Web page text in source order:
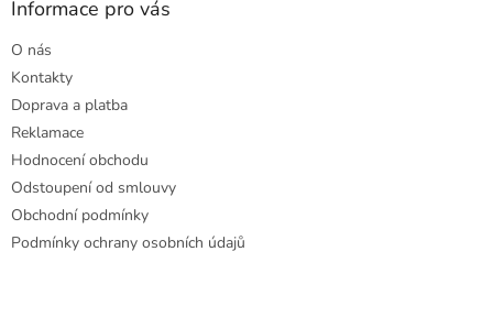
Informace pro vás
O nás
Kontakty
Doprava a platba
Reklamace
Hodnocení obchodu
Odstoupení od smlouvy
Obchodní podmínky
Podmínky ochrany osobních údajů